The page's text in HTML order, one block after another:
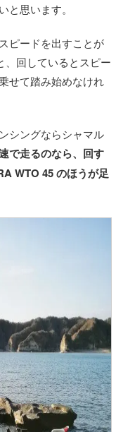
と思います。
ピードを出すことが
、回しているとスピー
せて踏み始めなけれ
シングならシャマル
で走るのなら、回す
WTO 45 のほうが足